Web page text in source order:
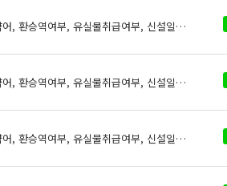
역코드, 역명, 영어, 로마자, 일본어, 중국어(간체,번체), 약어, 환승역여부, 유실물취급여부, 신설일자, 폐지일자, 행정구역코드
역코드, 역명, 영어, 로마자, 일본어, 중국어(간체,번체), 약어, 환승역여부, 유실물취급여부, 신설일자, 폐지일자, 행정구역코드
역코드, 역명, 영어, 로마자, 일본어, 중국어(간체,번체), 약어, 환승역여부, 유실물취급여부, 신설일자, 폐지일자, 행정구역코드